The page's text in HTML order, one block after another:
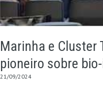
Marinha e Cluster
pioneiro sobre
21/09/2024